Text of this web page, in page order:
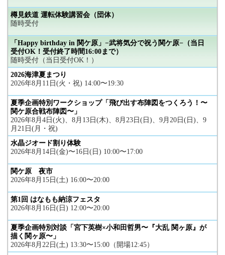
樽見鉄道 運転体験講習会（団体）
随時受付
「Happy birthday in 関ケ原」−武将気分で祝う関ケ原−（当日
受付OK！受付終了時間16:00まで）
随時受付（当日受付OK！）
2026海津夏まつり
2026年8月11日(火・祝) 14:00〜19:30
夏季企画特別ワークショップ「飛び出す布陣図をつくろう！〜
関ケ原合戦布陣図〜」
2026年8月4日(火)、8月13日(木)、8月23日(日)、9月20日(日)、9
月21日(月・祝)
水晶ジオード割り体験
2026年8月14日(金)〜16日(日) 10:00〜17:00
関ケ原 夜市
2026年8月15日(土) 16:00〜20:00
第1回 はなもも納涼フェスタ
2026年8月16日(日) 12:00〜20:00
夏季企画特別対談「宮下英樹×小和田哲男〜『大乱 関ヶ原』が
描く関ヶ原〜」
2026年8月22日(土) 13:30〜15:00（開場12:45）